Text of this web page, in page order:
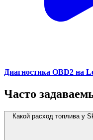
Диагностика OBD2 на
Часто
Какой расход топлива у